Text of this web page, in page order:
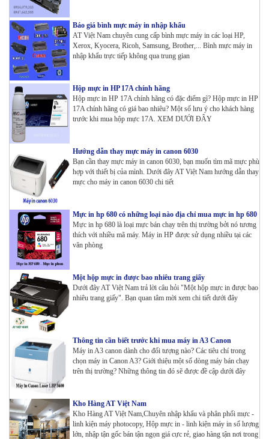
Báo giá bình mực máy in nhập khẩu
AT Việt Nam chuyên cung cấp bình mực máy in các loại HP,
Xerox, Kyocera, Ricoh, Samsung, Brother,... Bình mực máy in
nhập khẩu trực tiếp không qua trung gian
Hộp mực in HP 17A chính hãng
Hộp mực in HP 17A chính hãng có đặc điểm gì? Hộp mực in HP
17A chính hãng có giá bao nhiêu? Một số lưu ý cho khách hàng
trước khi mua hộp mực 17A. XEM DƯỚI ĐÂY
Hướng dẫn thay mực máy in canon 6030
Bạn cần thay mực máy in canon 6030, bạn muốn tìm mã mực phù
hợp với thiết bị của mình. Dưới đây AT Việt Nam hướng dẫn thay
mực cho máy in canon 6030 chi tiết
Mực in hp 680 có những loại nào địa chỉ mua mực in hp 680
Mực in hp 680 là loại mực bán chạy trên thị trường bởi nó tương
thích với nhiều mã máy. Máy in HP được sử dụng nhiều tại các
văn phòng
Một hộp mực in được bao nhiêu trang giấy
Dưới đây AT Việt Nam trả lời câu hỏi "Một hộp mực in được bao
nhiêu trang giấy". Bạn quan tâm mời xem chi tiết dưới đây
Thông tin cần biết trước khi mua máy in A3 Canon
Máy in A3 canon dành cho đối tượng nào? Các tiêu chí trong
chọn máy in Canon A3? Giới thiệu một số dòng máy bán chạy
trên thị trường? Những thông tin đó sẽ được đề cập dưới đây
Kho Hàng AT Việt Nam
Kho Hàng AT Việt Nam,Chuyên nhập khẩu và phân phối mực -
linh kiện máy photocopy, Hộp mực in - linh kiện máy in số lượng
lớn, nhập tận gốc bán tận ngọn giá cực rẻ, giao hàng tận nơi trong